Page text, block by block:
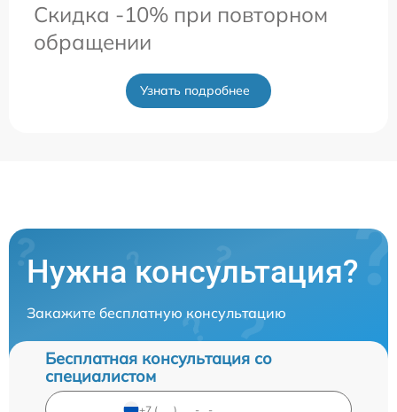
Скидка -10% при повторном
обращении
Узнать подробнее
Нужна консультация?
Закажите бесплатную консультацию
Бесплатная консультация со
специалистом